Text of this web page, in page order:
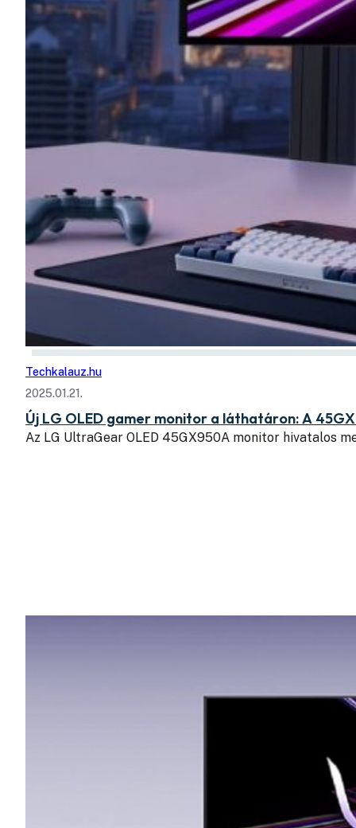
Techkalauz.hu
2025.01.21.
Új LG OLED gamer monitor a láthatáron: A
Az LG UltraGear OLED 45GX950A monitor hivatalos